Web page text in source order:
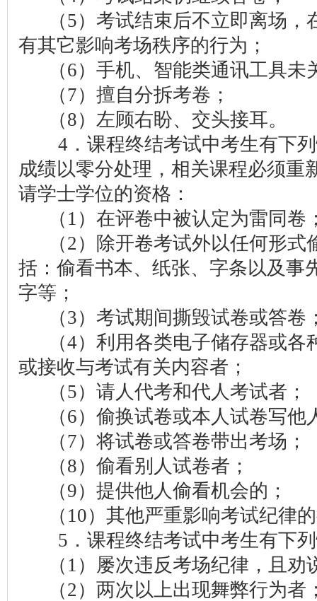
（5）考试结束后不立即离场，
有其它影响考场秩序的行为；
（6）手机、智能类通讯工具未
（7）擅自分拆考卷；
（8）左顾右盼、交头接耳。
4．课程终结考试中考生有下列
成绩以零分处理，相关课程必须重
请学士学位的资格：
（1）在评卷中被认定为雷同卷
（2）除开卷考试外以任何形式
括：偷看书本、纸张、字条以及事
字等；
（3）考试期间撕毁试卷或答卷
（4）利用各类电子储存器或各
或接收与考试有关内容者；
（5）请人代考和代人考试者；
（6）偷换试卷或本人试卷写他
（7）将试卷或答卷带出考场；
（8）偷看别人试卷者；
（9）提供他人偷看机会的；
（10）其他严重影响考试纪律
5．课程终结考试中考生有下列
（1）屡次违反考场纪律，且劝
（2）两次以上出现舞弊行为者